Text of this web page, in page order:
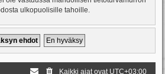
ulkopuolisille tahoille.
Kaikki ajat ovat UTC+03:00